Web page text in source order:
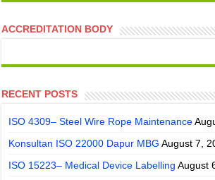
ACCREDITATION BODY
RECENT POSTS
ISO 4309– Steel Wire Rope Maintenance
Konsultan ISO 22000 Dapur MBG August 7,
ISO 15223– Medical Device Labelling August